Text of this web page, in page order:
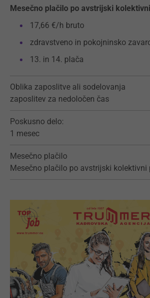
Mesečno plačilo po avstrijski
17,66 €/h bruto
zdravstveno in pokojninsko
13. in 14. plača
Oblika zaposlitve ali sodelovanja
zaposlitev za nedoločen čas
Poskusno delo:
1 mesec
Mesečno plačilo
Mesečno plačilo po avstrijski kolektivni